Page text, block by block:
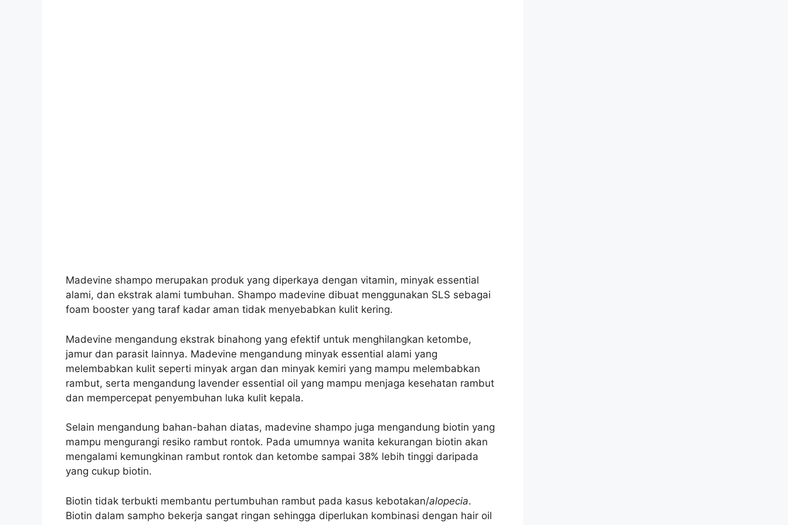
Madevine shampo merupakan produk yang diperkaya dengan vitamin, minyak essential
alami, dan ekstrak alami tumbuhan. Shampo madevine dibuat menggunakan SLS sebagai
foam booster yang taraf kadar aman tidak menyebabkan kulit kering.
Madevine mengandung ekstrak binahong yang efektif untuk menghilangkan ketombe,
jamur dan parasit lainnya. Madevine mengandung minyak essential alami yang
melembabkan kulit seperti minyak argan dan minyak kemiri yang mampu melembabkan
rambut, serta mengandung lavender essential oil yang mampu menjaga kesehatan rambut
dan mempercepat penyembuhan luka kulit kepala.
Selain mengandung bahan-bahan diatas, madevine shampo juga mengandung biotin yang
mampu mengurangi resiko rambut rontok. Pada umumnya wanita kekurangan biotin akan
mengalami kemungkinan rambut rontok dan ketombe sampai 38% lebih tinggi daripada
yang cukup biotin.
Biotin tidak terbukti membantu pertumbuhan rambut pada kasus kebotakan/alopecia.
Biotin dalam sampho bekerja sangat ringan sehingga diperlukan kombinasi dengan hair oil